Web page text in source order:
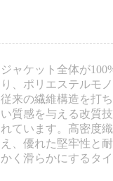
ジャケット全体が
り、ポリエステルモ
従来の繊維構造を打
い質感を与える改質
れています。高密度
え、優れた堅牢性と
かく滑らかにするタ